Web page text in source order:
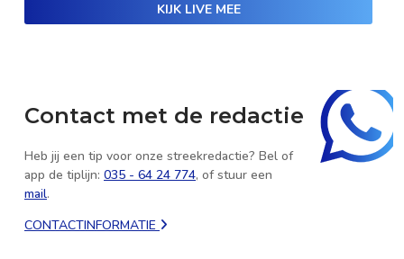
KIJK LIVE MEE
Contact met de redactie
Heb jij een tip voor onze streekredactie? Bel of
app de tiplijn: 035 - 64 24 774, of stuur een
mail.
CONTACTINFORMATIE